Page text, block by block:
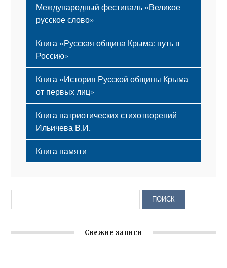
Международный фестиваль «Великое
русское слово»
Книга «Русская община Крыма: путь в
Россию»
Книга «История Русской общины Крыма
от первых лиц»
Книга патриотических стихотворений
Ильичева В.И.
Книга памяти
Свежие записи